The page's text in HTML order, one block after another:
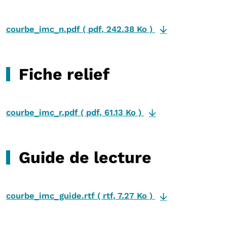
courbe_imc_n.pdf ( pdf, 242.38 Ko )
Fiche relief
courbe_imc_r.pdf ( pdf, 61.13 Ko )
Guide de lecture
courbe_imc_guide.rtf ( rtf, 7.27 Ko )